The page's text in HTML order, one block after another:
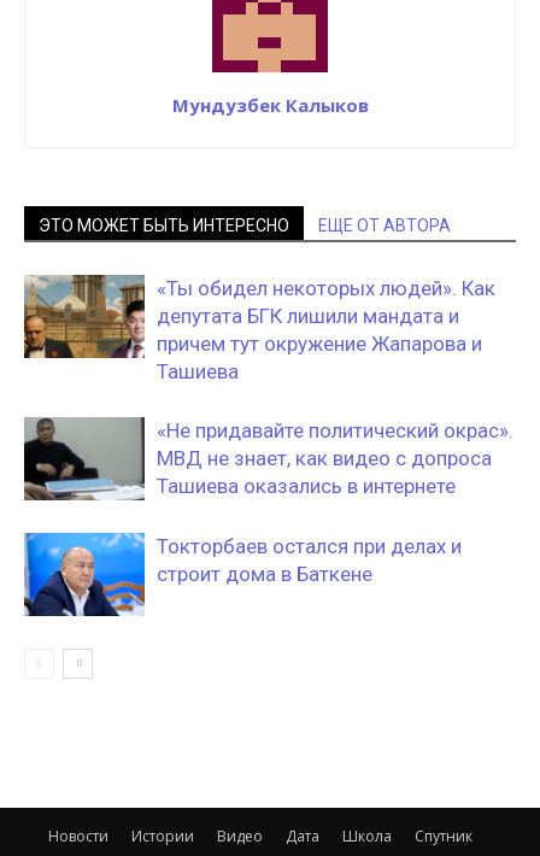
Мундузбек Калыков
ЭТО МОЖЕТ БЫТЬ ИНТЕРЕСНО ЕЩЕ ОТ АВТОРА
«Ты обидел некоторых людей». Как
депутата БГК лишили мандата и
причем тут окружение Жапарова и
Ташиева
«Не придавайте политический окрас».
МВД не знает, как видео с допроса
Ташиева оказались в интернете
Токторбаев остался при делах и
строит дома в Баткене
Новости Истории Видео Дата Школа
Спутник